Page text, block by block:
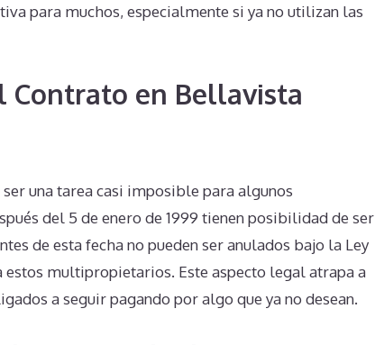
para muchos, especialmente si ya no utilizan las
Contrato en Bellavista
una tarea casi imposible para algunos
del 5 de enero de 1999 tienen posibilidad de ser
de esta fecha no pueden ser anulados bajo la Ley
multipropietarios. Este aspecto legal atrapa a
a seguir pagando por algo que ya no desean.